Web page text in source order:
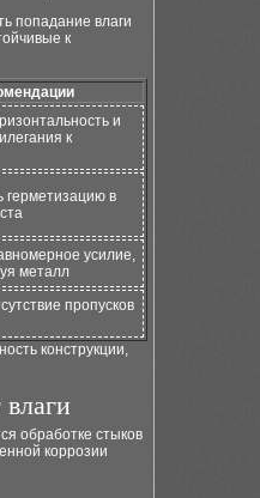
попадание влаги
к
и
к
герметизацию в
усилие,
металл
пропусков
конструкции,
обработке стыков
коррозии